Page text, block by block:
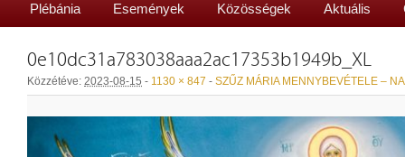
Plébánia Események Közösségek Aktuális
0e10dc31a783038aaa2ac17353b1949b_XL
Közzétéve: 2023-08-15 - 1130 × 847 - SZŰZ MÁRIA MENNYBEVÉTELE –